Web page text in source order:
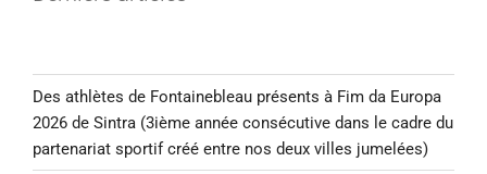
Des athlètes de Fontainebleau présents à Fim da Europa
2026 de Sintra (3ième année consécutive dans le cadre du
partenariat sportif créé entre nos deux villes jumelées)